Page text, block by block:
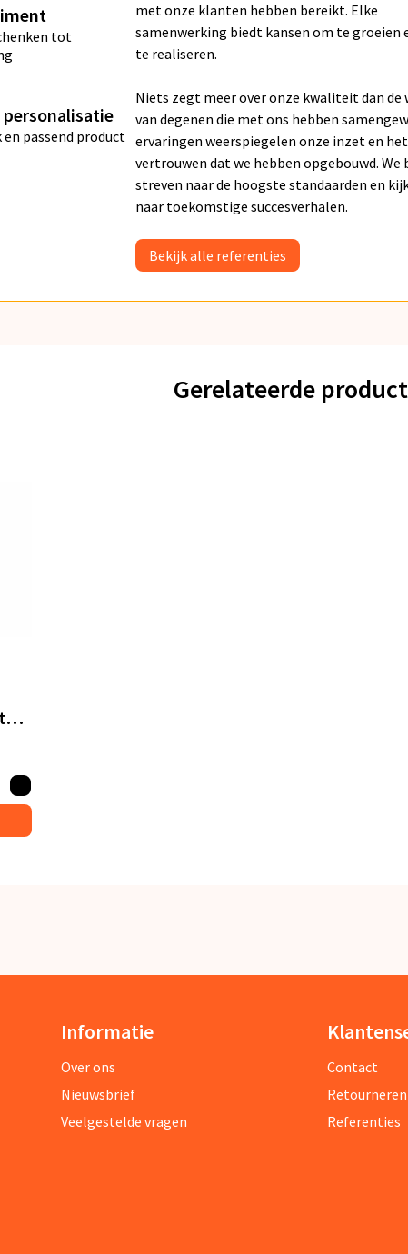
tot
passend product
met onze klanten hebben bereikt. Elke
samenwerking biedt kansen om te groeien
te realiseren.
Niets zegt meer over onze kwaliteit dan de
van degenen die met ons hebben
ervaringen weerspiegelen onze inzet en het
vertrouwen dat we hebben opgebouwd. We
streven naar de hoogste standaarden en
naar toekomstige succesverhalen.
Bekijk alle referenties
Gerelateerde
Aqiila Airbird VB1 mini stofzuiger en blazer
Informatie
Over ons
Nieuwsbrief
Veelgestelde vragen
Contact
Retourneren
Referenties